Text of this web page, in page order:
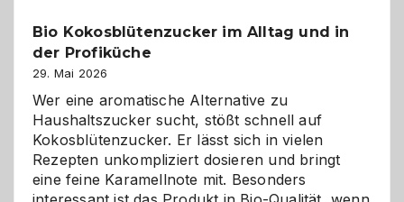
Gefahr
für
Hunde
im
eigenen
Zuhause
Bio Kokosblütenzucker im Alltag und in
der Profiküche
29. Mai 2026
Wer eine aromatische Alternative zu
Haushaltszucker sucht, stößt schnell auf
Kokosblütenzucker. Er lässt sich in vielen
Rezepten unkompliziert dosieren und bringt
eine feine Karamellnote mit. Besonders